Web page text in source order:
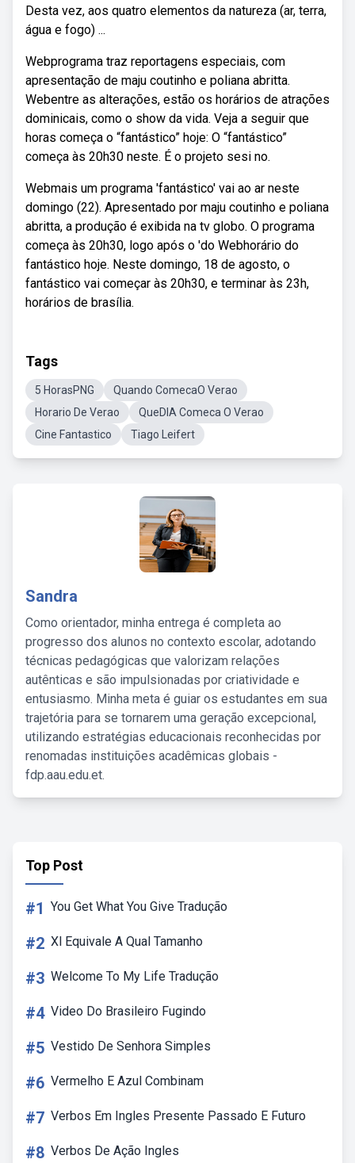
Desta vez, aos quatro elementos da natureza (ar, terra,
água e fogo) ...
Webprograma traz reportagens especiais, com
apresentação de maju coutinho e poliana abritta.
Webentre as alterações, estão os horários de atrações
dominicais, como o show da vida. Veja a seguir que
horas começa o “fantástico” hoje: O “fantástico”
começa às 20h30 neste. É o projeto sesi no.
Webmais um programa 'fantástico' vai ao ar neste
domingo (22). Apresentado por maju coutinho e poliana
abritta, a produção é exibida na tv globo. O programa
começa às 20h30, logo após o 'do Webhorário do
fantástico hoje. Neste domingo, 18 de agosto, o
fantástico vai começar às 20h30, e terminar às 23h,
horários de brasília.
Tags
5 HorasPNG
Quando ComecaO Verao
Horario De Verao
QueDIA Comeca O Verao
Cine Fantastico
Tiago Leifert
Sandra
Como orientador, minha entrega é completa ao
progresso dos alunos no contexto escolar, adotando
técnicas pedagógicas que valorizam relações
autênticas e são impulsionadas por criatividade e
entusiasmo. Minha meta é guiar os estudantes em sua
trajetória para se tornarem uma geração excepcional,
utilizando estratégias educacionais reconhecidas por
renomadas instituições acadêmicas globais -
fdp.aau.edu.et.
Top Post
#1 You Get What You Give Tradução
#2 Xl Equivale A Qual Tamanho
#3 Welcome To My Life Tradução
#4 Video Do Brasileiro Fugindo
#5 Vestido De Senhora Simples
#6 Vermelho E Azul Combinam
#7 Verbos Em Ingles Presente Passado E Futuro
#8 Verbos De Ação Ingles